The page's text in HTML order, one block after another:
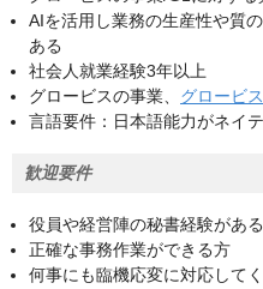
AIを活用し業務の生産性や質
ある
社会人就業経験3年以上
グロービスの事業、 グロービ
言語要件：日本語能力がネイ
歓迎要件
役員や経営陣の秘書経験があ
正確な事務作業ができる方
何事にも臨機応変に対応して